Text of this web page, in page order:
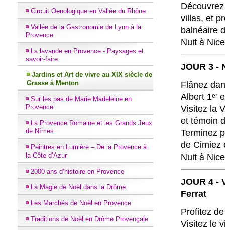
Circuit Oenologique en Vallée du Rhône
Vallée de la Gastronomie de Lyon à la
Provence
La lavande en Provence - Paysages et
savoir-faire
Jardins et Art de vivre au XIX siècle de
Grasse à Menton
Sur les pas de Marie Madeleine en
Provence
La Provence Romaine et les Grands Jeux
de Nîmes
Peintres en Lumière – De la Provence à
la Côte d’Azur
2000 ans d’histoire en Provence
La Magie de Noël dans la Drôme
Les Marchés de Noël en Provence
Traditions de Noël en Drôme Provençale
villas, et
balnéaire
Nuit à Nice
JOUR 3 -
Flânez
Albert 1ᵉʳ
Visitez la
et témoin
Terminez
de Cimiez
Nuit à Nice
JOUR 4 -
Ferrat
Profitez
Visitez le